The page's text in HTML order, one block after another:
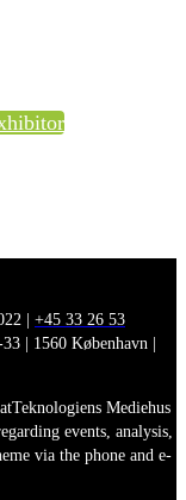
| +45 33 26 53
| 1560 København |
Mediehus
events, analysis,
via the phone and e-